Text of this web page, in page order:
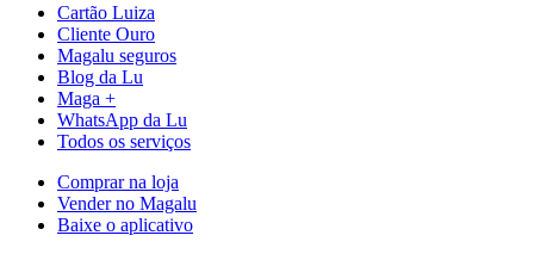
Cartão Luiza
Cliente Ouro
Magalu seguros
Blog da Lu
Maga +
WhatsApp da Lu
Todos os serviços
Comprar na loja
Vender no Magalu
Baixe o aplicativo